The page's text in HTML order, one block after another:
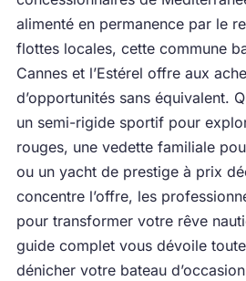
alimenté en permanence par le
flottes locales, cette commune
Cannes et l’Estérel offre aux
d’opportunités sans équivalent.
un semi-rigide sportif pour
rouges, une vedette familiale
ou un yacht de prestige à prix
concentre l’offre, les
pour transformer votre rêve
guide complet vous dévoile
dénicher votre bateau